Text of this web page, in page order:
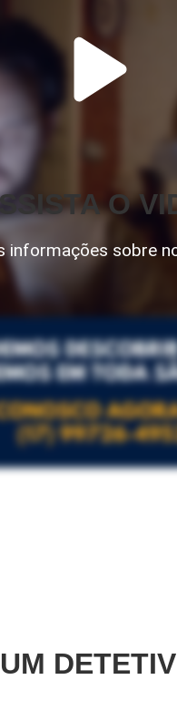
O
informações sobre